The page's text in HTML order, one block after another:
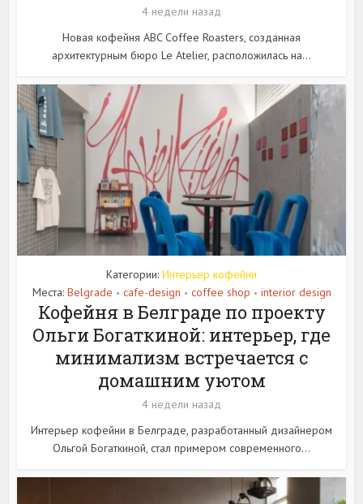
4 недели назад
Новая кофейня ABC Coffee Roasters, созданная
архитектурным бюро Le Atelier, расположилась на...
Категории: Интерьер кофейни
Места: Belgrade • cafe-design • coffee shop • interior design
Кофейня в Белграде по проекту
Ольги Богаткиной: интерьер, где
минимализм встречается с
домашним уютом
4 недели назад
Интерьер кофейни в Белграде, разработанный дизайнером
Ольгой Богаткиной, стал примером современного...